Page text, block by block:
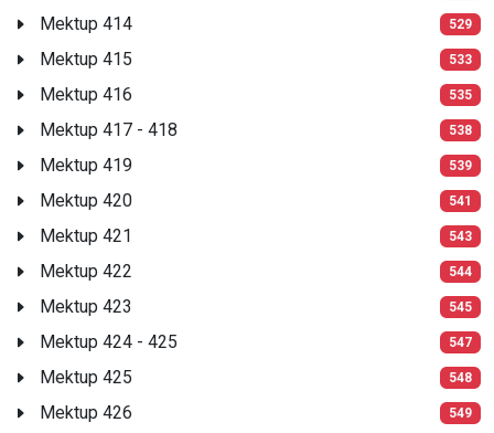
Mektup 414 529
Mektup 415 533
Mektup 416 535
Mektup 417 - 418 538
Mektup 419 539
Mektup 420 541
Mektup 421 543
Mektup 422 544
Mektup 423 545
Mektup 424 - 425 547
Mektup 425 548
Mektup 426 549